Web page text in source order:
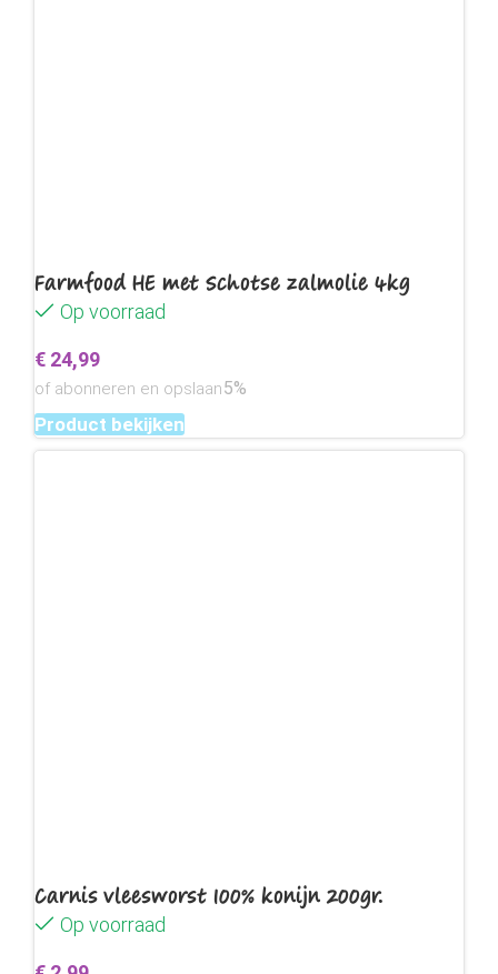
Farmfood HE met Schotse zalmolie 4kg
Op voorraad
€ 24,99
of abonneren en opslaan5%
Product bekijken
Carnis vleesworst 100% konijn 200gr.
Op voorraad